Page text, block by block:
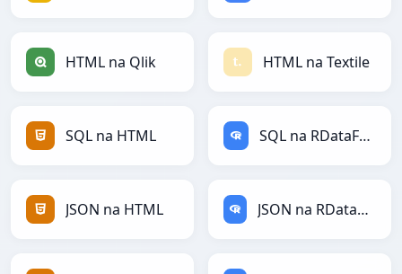
HTML na Qlik HTML na Textile
SQL na HTML SQL na RDataFrame
JSON na HTML JSON na RDataFrame